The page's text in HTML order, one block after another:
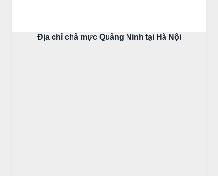
Địa chỉ chả mực Quảng Ninh tại Hà Nội